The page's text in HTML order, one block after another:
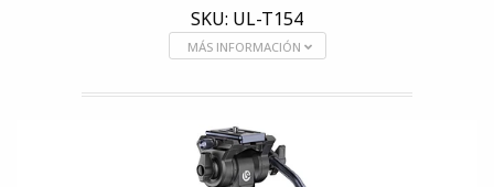
SKU: UL-T154
MÁS INFORMACIÓN